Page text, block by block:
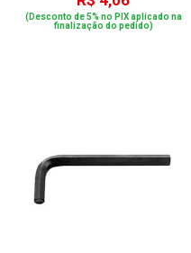
(Desconto de 5% no PIX aplicado na
finalização do pedido)